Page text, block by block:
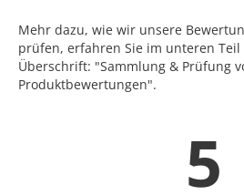
Mehr dazu, wie wir unsere
prüfen, erfahren Sie im unteren
Überschrift: "Sammlung & Prüfung
Produktbewertungen".
5